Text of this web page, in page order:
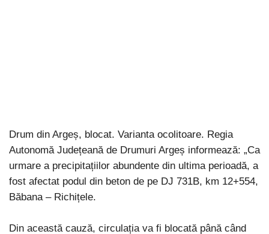
Drum din Argeș, blocat. Varianta ocolitoare. Regia
Autonomă Județeană de Drumuri Argeș informează: „Ca
urmare a precipitațiilor abundente din ultima perioadă, a
fost afectat podul din beton de pe DJ 731B, km 12+554,
Băbana – Richițele.
Din această cauză, circulația va fi blocată până când